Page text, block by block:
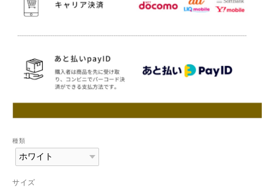
種類
サイズ